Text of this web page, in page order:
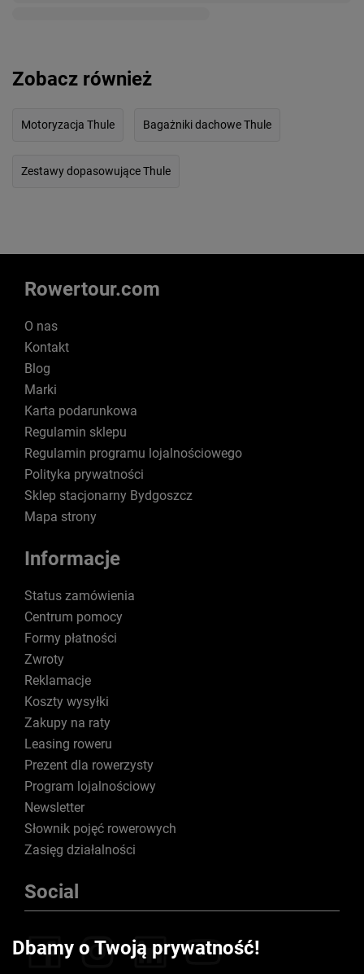
Zobacz również
Motoryzacja Thule Bagażniki dachowe Thule
Zestawy dopasowujące Thule
Rowertour.com
O nas
Kontakt
Blog
Marki
Karta podarunkowa
Regulamin sklepu
Regulamin programu lojalnościowego
Polityka prywatności
Sklep stacjonarny Bydgoszcz
Mapa strony
Informacje
Status zamówienia
Centrum pomocy
Formy płatności
Zwroty
Reklamacje
Koszty wysyłki
Zakupy na raty
Leasing roweru
Prezent dla rowerzysty
Program lojalnościowy
Newsletter
Słownik pojęć rowerowych
Zasięg działalności
Social
Dbamy o Twoją prywatność!